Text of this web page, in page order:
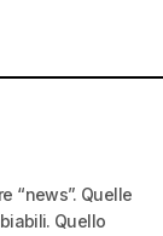
“news”. Quelle
Quello